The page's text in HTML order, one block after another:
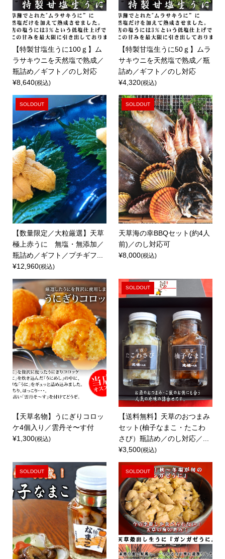
【特製甘塩生うに100ｇ】ム
ラサキウニを天然塩で熟成／
瓶詰め／ギフト／のし対応
¥8,640(税込)
【特製甘塩生うに50ｇ】ムラ
サキウニを天然塩で熟成／瓶
詰め／ギフト／のし対応
¥4,320(税込)
SOLDOUT
【数量限定／大粒厳選】天草
極上赤うに 無塩・無添加／
瓶詰め／ギフト／プチギフ...
¥12,960(税込)
SOLDOUT
天草海の幸BBQセット(約4人
前)／のし対応可
¥8,000(税込)
【天草名物】うにぎりコロッ
ケ4個入り／雲丹そ〜す付
¥1,300(税込)
SOLDOUT
【送料無料】天草のおつまみ
セット(柚子なまこ・たこわ
さび）瓶詰め／のし対応／...
¥3,500(税込)
SOLDOUT SOLDOUT